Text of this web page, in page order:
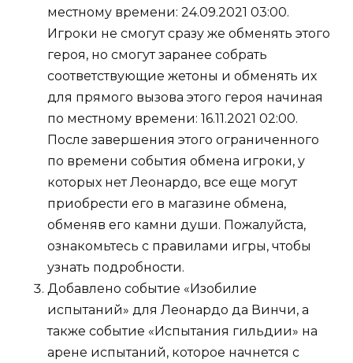
местному времени: 24.09.2021 03:00.
Игроки не смогут сразу же обменять этого
героя, но смогут заранее собрать
соответствующие жетоны и обменять их
для прямого вызова этого героя начиная
по местному времени: 16.11.2021 02:00.
После завершения этого ограниченного
по времени события обмена игроки, у
которых нет Леонардо, все еще могут
приобрести его в магазине обмена,
обменяв его камни души. Пожалуйста,
ознакомьтесь с правилами игры, чтобы
узнать подробности.
Добавлено событие «Изобилие
испытаний» для Леонардо да Винчи, а
также событие «Испытания гильдии» на
арене испытаний, которое начнется с